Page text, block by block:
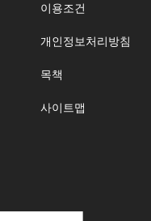
이용조건
개인정보처리방침
목책
사이트맵